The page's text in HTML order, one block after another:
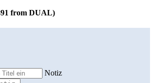
from DUAL)
Notiz